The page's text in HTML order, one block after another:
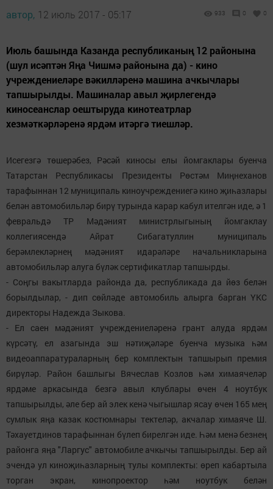
автор, 12 июль 2017 - 05:17 933 0 0
Июль башында Казанда республиканың 12 районына
(шул исәптән Яңа Чишмә районына да) - кино
учреждениеләре вәкилләренә машина ачкычлары
тапшырылды. Машиналар авыл җирлегендә
киносеанслар оештыруда кинотеатрлар
хезмәткәрләренә ярдәм итәргә тиешләр.
Исегезгә төшерәбез, Рәсәй киносы елы йомгаклары буенча
Татарстан Республикасы Президенты Рөстәм Миңнеханов
тарафыннан 12 муниципаль киноучреждениегә кино җиһазлары
белән автомобильләр бирү турында карар кабул ителгән иде, ә 1
февральдә ТР Мәдәният министрлыгының йомгаклау
коллегиясендә Айрат Сибагатуллин муниципаль
берәмлекләрнең мәдәният идарәләре начальникларына
автомобильләр алуга бүләк сертификатлар тапшырды.
- Соңгы вакытларда районда да, республикада да йөз белән
борылдылар, - дип сөйләде автомобиль алырга барган ҮКС
директоры Надежда Зыкова.
- Ел саен мәдәният учреждениеләренә грант алуда ярдәм
күрсәтү, ел азагында эш нәтиҗәләре буенча музыка һәм
видеоаппаратураларның бер комплектын тапшырып премия
бирүләр. Район башлыгы Вячеслав Козлов һәм химаячеләр
ярдәме аркасында безгә авыл клублары өчен 4 ноутбук
тапшырылды, әле бер ай элек кенә чыгышлар ясау өчен 165 мең
сумлык яңа казак костюмнары тектеләр, акчалар химаяче Ш.
Тәхауетдинов тарафыннан бүлеп бирелгән иде. Һәм менә безнең
районга яңа "Ларгус" автомобиле ачкычы тапшырылды. Бер ай
эчендә ул киноҗиһазларның тулы комплекты: өреп кабартыла
торган экран, кинопроектор һәм ноутбук белән